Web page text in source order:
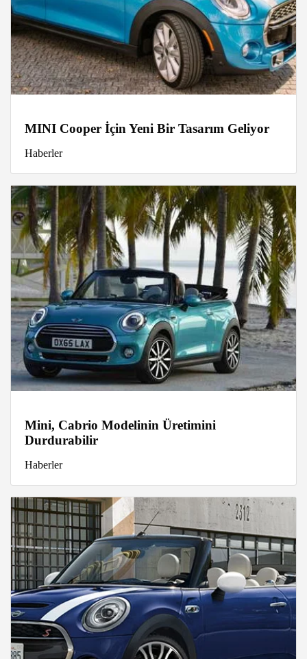
MINI Cooper İçin Yeni Bir Tasarım Geliyor
Haberler
Mini, Cabrio Modelinin Üretimini
Durdurabilir
Haberler